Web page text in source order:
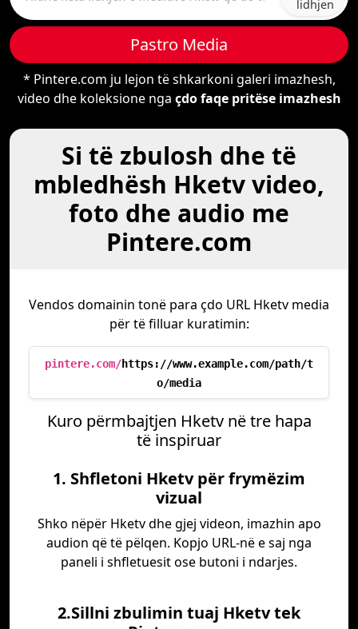
lidhjen
Pastro Media
* Pintere.com ju lejon të shkarkoni galeri imazhesh,
video dhe koleksione nga çdo faqe pritëse imazhesh
Si të zbulosh dhe të
mbledhësh Hketv video,
foto dhe audio me
Pintere.com
Vendos domainin tonë para çdo URL Hketv media
për të filluar kuratimin:
pintere.com/https://www.example.com/path/t
o/media
Kuro përmbajtjen Hketv në tre hapa
të inspiruar
1. Shfletoni Hketv për frymëzim
vizual
Shko nëpër Hketv dhe gjej videon, imazhin apo
audion që të pëlqen. Kopjo URL-në e saj nga
paneli i shfletuesit ose butoni i ndarjes.
2.Sillni zbulimin tuaj Hketv tek